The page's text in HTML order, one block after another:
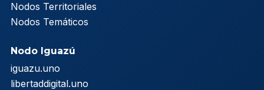
Nodos Territoriales
Nodos Temáticos
Nodo Iguazú
iguazu.uno
libertaddigital.uno